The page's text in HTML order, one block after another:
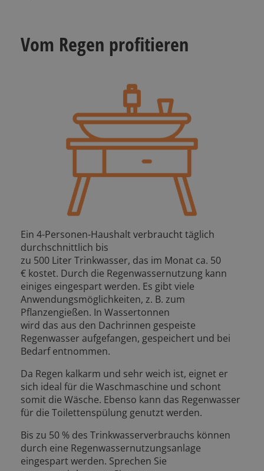
Vom Regen profitieren
Ein 4-Personen-Haushalt verbraucht täglich
durchschnittlich bis
zu 500 Liter Trinkwasser, das im Monat ca. 50
€ kostet. Durch die Regenwassernutzung kann
einiges eingespart werden. Es gibt viele
Anwendungsmöglichkeiten, z. B. zum
Pflanzengießen. In Wassertonnen
wird das aus den Dachrinnen gespeiste
Regenwasser aufgefangen, gespeichert und bei
Bedarf entnommen.
Da Regen kalkarm und sehr weich ist, eignet er
sich ideal für die Waschmaschine und schont
somit die Wäsche. Ebenso kann das Regenwasser
für die Toilettenspülung genutzt werden.
Bis zu 50 % des Trinkwasserverbrauchs können
durch eine Regenwassernutzungsanlage
eingespart werden. Sprechen Sie